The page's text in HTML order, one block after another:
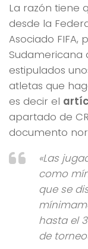
La razón tiene
desde la
Asociado
Sudamericana
estipulados
atletas que
es decir el
apartado de
documento
«Las
como
que se
hasta el
de